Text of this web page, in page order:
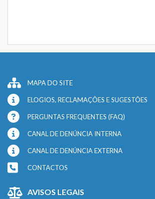
MAPA DO SITE
ELOGIOS, RECLAMAÇÕES E SUGESTÕES
PERGUNTAS FREQUENTES (FAQ)
CANAL DE DENÚNCIA INTERNA
CANAL DE DENÚNCIA EXTERNA
CONTACTOS
AVISOS LEGAIS